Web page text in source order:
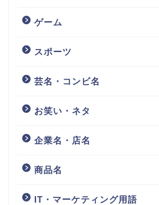
ゲーム
スポーツ
芸名・コンビ名
お笑い・ネタ
企業名・店名
商品名
IT・マーケティング用語